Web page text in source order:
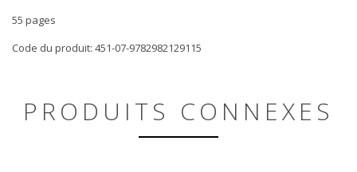
55 pages
Code du produit: 451-07-9782982129115
PRODUITS CONNEXES